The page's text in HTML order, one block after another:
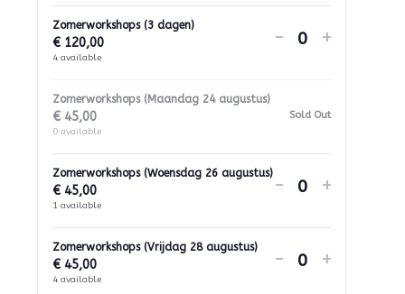
Zomerworkshops (3 dagen)
€ 120,00
4available
Decrease
for
(3
dagen)
- Quantity
Increase
for
(3
dagen)
+
Zomerworkshops (Maandag 24 augustus)
€ 45,00
0available
Sold Out
Zomerworkshops (Woensdag 26 augustus)
€ 45,00
1available
Decrease
quantity
for
- Quantity
Increase
for
+
Zomerworkshops (Vrijdag 28 augustus)
€ 45,00
4available
Decrease
- Quantity
Increase
+